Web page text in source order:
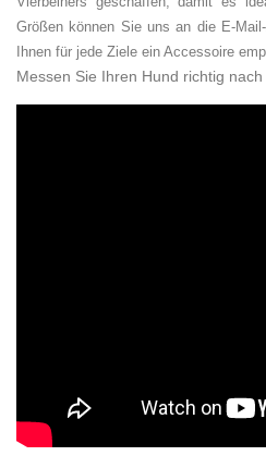
Größen können Sie uns an die E-
Ihnen für jede Ziele ein Accessoire
Messen Sie Ihren Hund richtig